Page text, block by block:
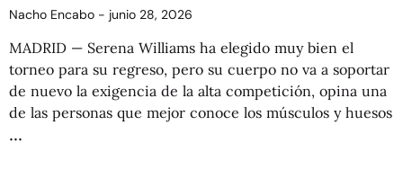
Nacho Encabo junio 28, 2026
MADRID — Serena Williams ha elegido muy bien el
torneo para su regreso, pero su cuerpo no va a soportar
de nuevo la exigencia de la alta competición, opina una
de las personas que mejor conoce los músculos y huesos